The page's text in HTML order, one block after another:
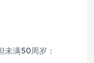
未满50周岁：